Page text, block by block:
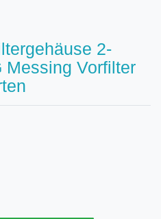
2-
Messing Vorfilter